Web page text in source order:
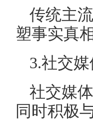
传统主
塑事实真
3.社交
社交媒
同时积极